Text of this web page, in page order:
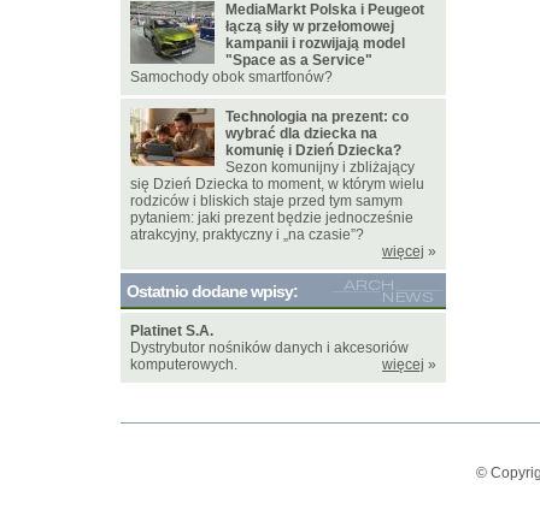
MediaMarkt Polska i Peugeot
łączą siły w przełomowej
kampanii i rozwijają model
"Space as a Service"
Samochody obok smartfonów?
Technologia na prezent: co
wybrać dla dziecka na
komunię i Dzień Dziecka?
Sezon komunijny i zbliżający
się Dzień Dziecka to moment, w którym wielu
rodziców i bliskich staje przed tym samym
pytaniem: jaki prezent będzie jednocześnie
atrakcyjny, praktyczny i „na czasie”?
więcej »
Ostatnio dodane wpisy:
Platinet S.A.
Dystrybutor nośników danych i akcesoriów
komputerowych.
więcej »
©